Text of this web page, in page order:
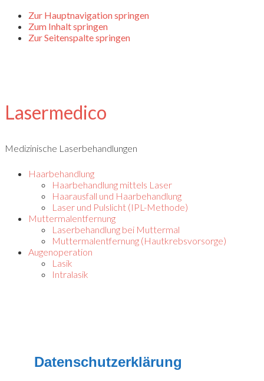
Zur Hauptnavigation springen
Zum Inhalt springen
Zur Seitenspalte springen
Lasermedico
Medizinische Laserbehandlungen
Haarbehandlung
Haarbehandlung mittels Laser
Haarausfall und Haarbehandlung
Laser und Pulslicht (IPL-Methode)
Muttermalentfernung
Laserbehandlung bei Muttermal
Muttermalentfernung (Hautkrebsvorsorge)
Augenoperation
Lasik
Intralasik
Datenschutzerklärung